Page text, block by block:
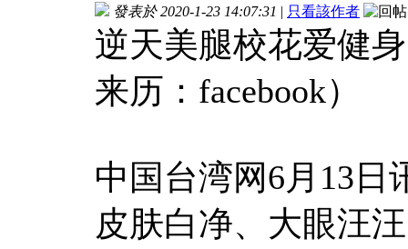
發表於 2020-1-23 14:07:31 | 只看該作者
逆天美腿校花爱健
来历：facebook）
中国台湾网6月13
皮肤白净、大眼汪